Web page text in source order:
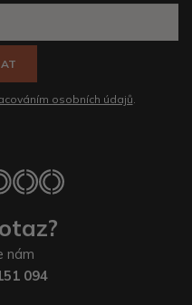
osobních údajů.
nám
094